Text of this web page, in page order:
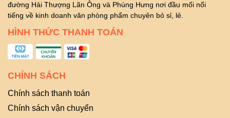
đường Hải Thượng Lãn Ông và Phùng Hưng nơi đầu mối nổi
tiếng về kinh doanh văn phòng phẩm chuyên bỏ sỉ, lẻ.
HÌNH THỨC THANH TOÁN
CHÍNH SÁCH
Chính sách thanh toán
Chính sách vận chuyển